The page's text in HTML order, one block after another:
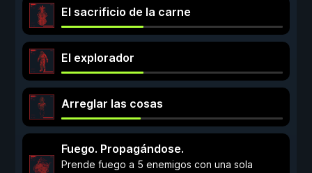
El sacrificio de la carne
El explorador
Arreglar las cosas
Fuego. Propagándose.
Prende fuego a 5 enemigos con una sola